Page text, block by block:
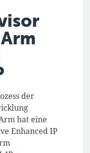
der
hat eine
Enhanced IP